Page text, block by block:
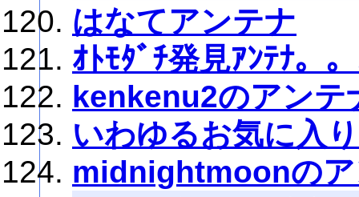
はなてアンテナ
ｵﾄﾓﾀﾞﾁ発見ｱﾝﾃﾅ。
kenkenu2のアンテ
いわゆるお気に入
midnightmoonの